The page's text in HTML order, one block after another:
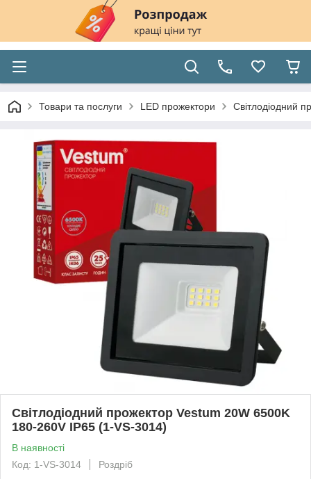
Товари та послуги LED прожектори Світлодіодний
Світлодіодний прожектор Vestum 20W 6500K
180-260V IP65 (1-VS-3014)
В наявності
Код: 1-VS-3014
Роздріб